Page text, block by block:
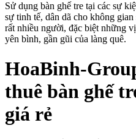
Sử dụng bàn ghế tre tại các sự
sự tinh tế, dân dã cho không
rất nhiều người, đặc biệt những
yên bình, gần gũi của làng quê.
HoaBinh-
thuê bàn ghế
giá rẻ